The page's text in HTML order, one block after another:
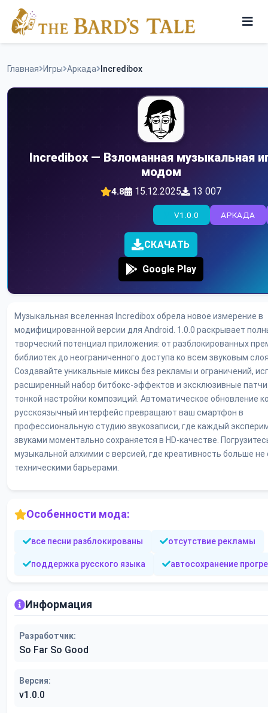
content
Программы
Главная Игры Аркада Incredibox
Incredibox — Взломанная музыкальная
модом
4.8 15.12.2025 13 007
АРКАДА
V1.0.0
СКАЧАТЬ
Google Play
Музыкальная вселенная Incredibox обрела новое измерение в
модифицированной версии для Android. 1.0.0 раскрывает
творческий потенциал приложения: от разблокированных
библиотек до неограниченного доступа ко всем звуковым
Создавайте уникальные миксы без рекламы и ограничений,
расширенный набор битбокс-эффектов и эксклюзивные
тонкой настройки композиций. Автоматическое обновление
русскоязычный интерфейс превращают ваш смартфон в
профессиональную студию звукозаписи, где каждый
звуками моментально сохраняется в HD-качестве.
музыкальной алхимии с версией, где креативность больше не
техническими барьерами.
Особенности мода:
все песни разблокированы отсутствие рекламы
поддержка русского языка автосохранение
Информация
Разработчик:
So Far So Good
Версия:
v1.0.0